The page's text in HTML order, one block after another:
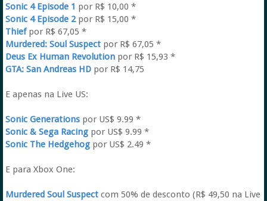
Sonic 4 Episode 1 por R$ 10,00 *
Sonic 4 Episode 2por R$ 15,00 *
Thiefpor R$ 67,05 *
Murdered: Soul Suspectpor R$ 67,05 *
Deus Ex Human Revolutionpor R$ 15,93 *
GTA: San Andreas HDpor R$ 14,75
E apenas na Live US:
Sonic Generationspor US$ 9.99 *
Sonic & Sega Racingpor US$ 9.99 *
Sonic The Hedgehogpor US$ 2.49 *
E para Xbox One:
Murdered Soul Suspectcom 50% de desconto (R$ 49,50 na Live